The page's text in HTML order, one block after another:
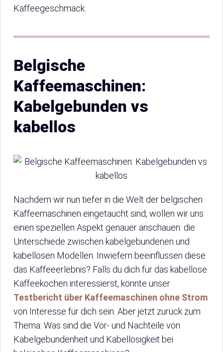
Kaffeegeschmack.
Belgische
Kaffeemaschinen:
Kabelgebunden vs
kabellos
Nachdem wir nun tiefer in die Welt der belgischen
Kaffeemaschinen eingetaucht sind, wollen wir uns
einen speziellen Aspekt genauer anschauen: die
Unterschiede zwischen kabelgebundenen und
kabellosen Modellen. Inwiefern beeinflussen diese
das Kaffeeerlebnis? Falls du dich für das kabellose
Kaffeekochen interessierst, könnte unser
Testbericht über Kaffeemaschinen ohne Strom
von Interesse für dich sein. Aber jetzt zurück zum
Thema: Was sind die Vor- und Nachteile von
Kabelgebundenheit und Kabellosigkeit bei